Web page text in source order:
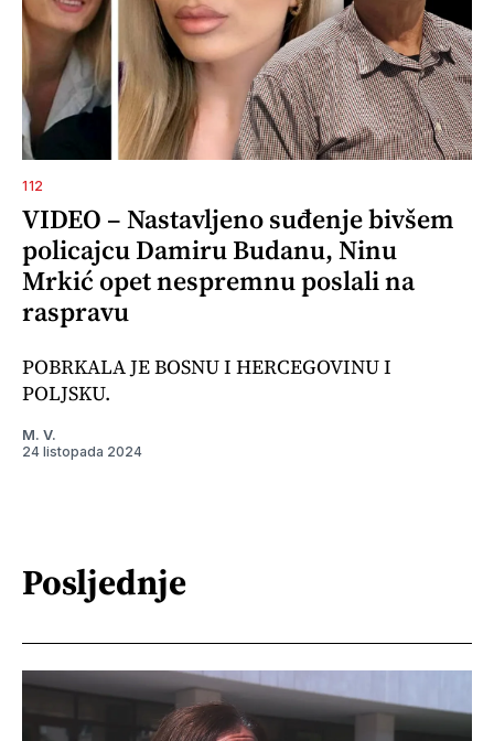
112
VIDEO – Nastavljeno suđenje bivšem
policajcu Damiru Budanu, Ninu
Mrkić opet nespremnu poslali na
raspravu
POBRKALA JE BOSNU I HERCEGOVINU I
POLJSKU.
M. V.
24 listopada 2024
Posljednje